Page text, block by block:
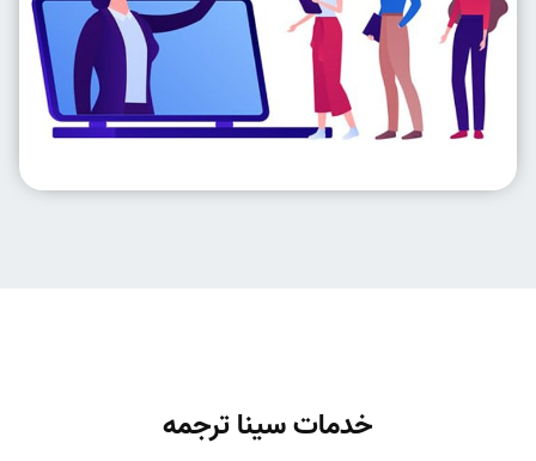
خدمات سینا ترجمه